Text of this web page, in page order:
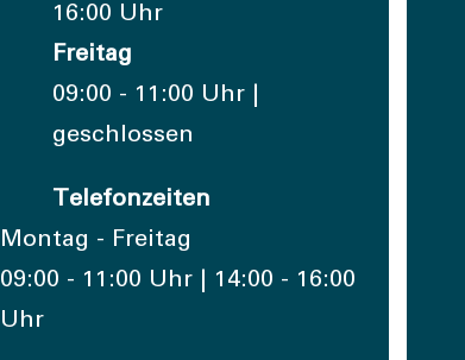
16:00 Uhr
Freitag
09:00 - 11:00 Uhr |
geschlossen
Telefonzeiten
Montag - Freitag
09:00 - 11:00 Uhr | 14:00 - 16:00
Uhr